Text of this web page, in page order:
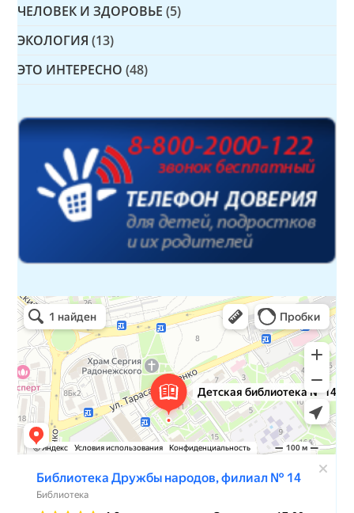
ЧЕЛОВЕК И ЗДОРОВЬЕ (5)
ЭКОЛОГИЯ (13)
ЭТО ИНТЕРЕСНО (48)
Детская библиотека № 14 Дружбы народов
Библиотека в Севастополе